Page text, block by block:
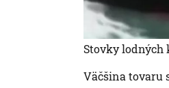
Stovky lodných
Väčšina tovaru